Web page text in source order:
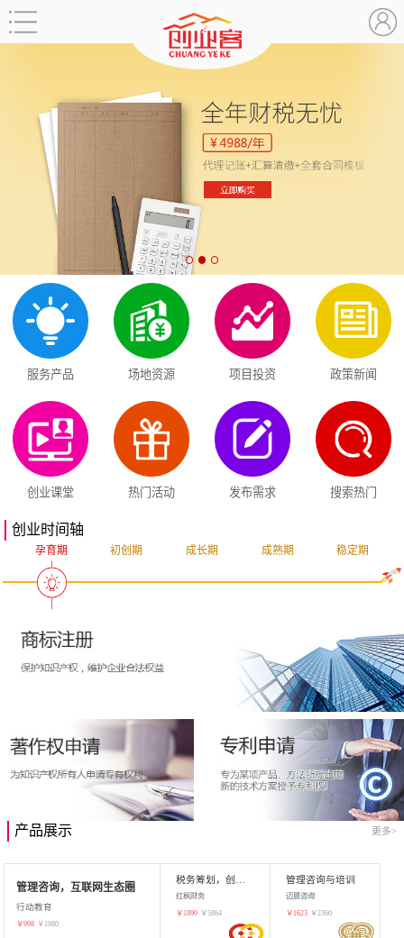
服务产品 场地资源 项目投资 政策新闻
创业课堂 热门活动 发布需求 搜索热门
创业时间轴
孕育期 初创期 成长期 成熟期 稳定期
产品展示 更多>
管理咨询，互联网生态圈
行动教育
￥998 ￥ 1980
红枫财务
￥ 1890 ￥5864
管理咨询与培训
迈晨咨询
￥ 1623 ￥2360